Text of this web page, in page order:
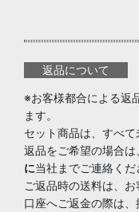
返品について
※お客様都合による返
ます。
セット商品は、すべて
返品をご希望の場合は
に当社までご連絡くだ
ご返品時の送料は、お
口座へご返金の際は、